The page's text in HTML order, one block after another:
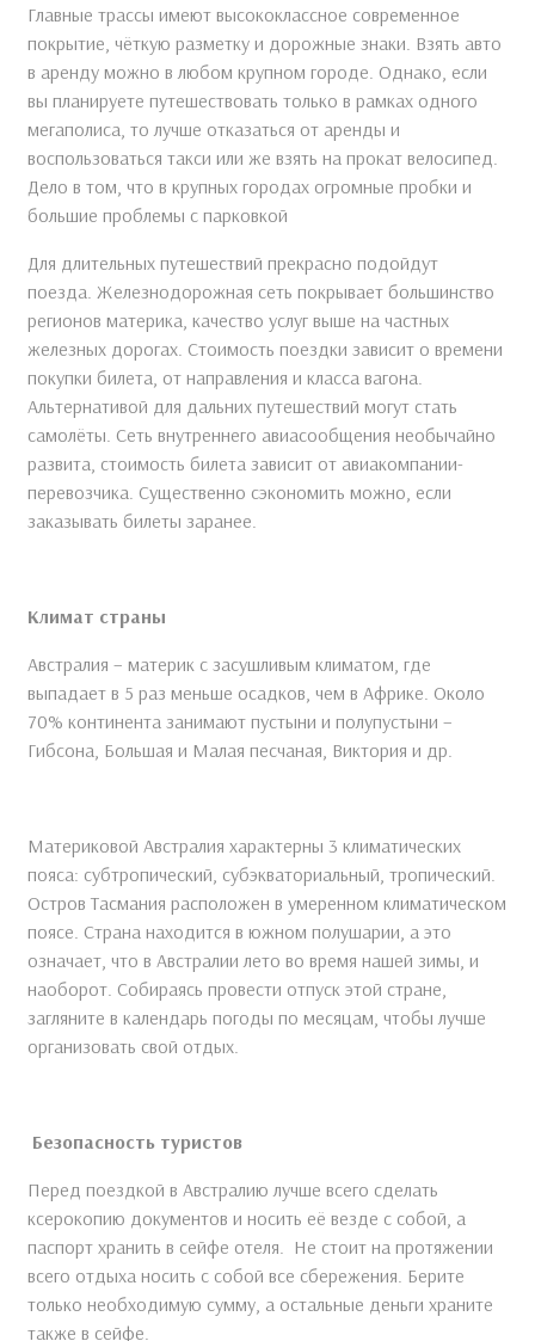
Главные трассы имеют высококлассное современное
покрытие, чёткую разметку и дорожные знаки. Взять авто
в аренду можно в любом крупном городе. Однако, если
вы планируете путешествовать только в рамках одного
мегаполиса, то лучше отказаться от аренды и
воспользоваться такси или же взять на прокат велосипед.
Дело в том, что в крупных городах огромные пробки и
большие проблемы с парковкой
Для длительных путешествий прекрасно подойдут
поезда. Железнодорожная сеть покрывает большинство
регионов материка, качество услуг выше на частных
железных дорогах. Стоимость поездки зависит о времени
покупки билета, от направления и класса вагона.
Альтернативой для дальних путешествий могут стать
самолёты. Сеть внутреннего авиасообщения необычайно
развита, стоимость билета зависит от авиакомпании-
перевозчика. Существенно сэкономить можно, если
заказывать билеты заранее.
Климат страны
Австралия – материк с засушливым климатом, где
выпадает в 5 раз меньше осадков, чем в Африке. Около
70% континента занимают пустыни и полупустыни –
Гибсона, Большая и Малая песчаная, Виктория и др.
Материковой Австралия характерны 3 климатических
пояса: субтропический, субэкваториальный, тропический.
Остров Тасмания расположен в умеренном климатическом
поясе. Страна находится в южном полушарии, а это
означает, что в Австралии лето во время нашей зимы, и
наоборот. Собираясь провести отпуск этой стране,
загляните в календарь погоды по месяцам, чтобы лучше
организовать свой отдых.
Безопасность туристов
Перед поездкой в Австралию лучше всего сделать
ксерокопию документов и носить её везде с собой, а
паспорт хранить в сейфе отеля. Не стоит на протяжении
всего отдыха носить с собой все сбережения. Берите
только необходимую сумму, а остальные деньги храните
также в сейфе.